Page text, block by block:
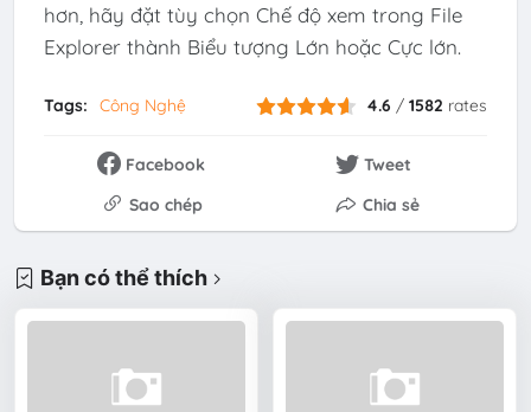
hơn, hãy đặt tùy chọn Chế độ xem trong File
Explorer thành Biểu tượng Lớn hoặc Cực lớn.
Tags: Công Nghệ 4.6 /1582 rates
Facebook
Tweet
Sao chép
Chia sẻ
Bạn có thể thích